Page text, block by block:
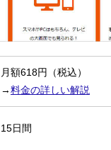
月額618円（税込）
→料金の詳しい解説
15日間